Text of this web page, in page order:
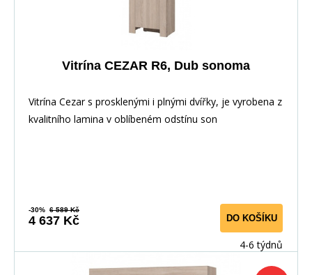
Vitrína CEZAR R6, Dub sonoma
Vitrína Cezar s prosklenými i plnými dvířky, je vyrobena z
kvalitního lamina v oblíbeném odstínu son
-30% 6 589 Kč
4 637 Kč DO KOŠÍKU
4-6 týdnů